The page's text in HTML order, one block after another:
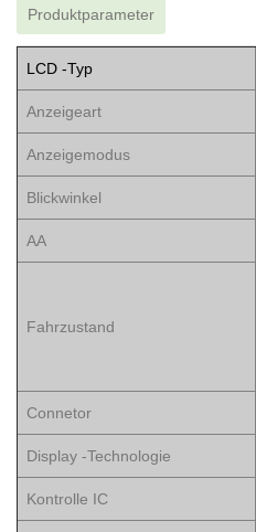
Produktparameter
LCD -Typ
Anzeigeart
Anzeigemodus
Blickwinkel
AA
Fahrzustand
Connetor
Display -Technologie
Kontrolle IC